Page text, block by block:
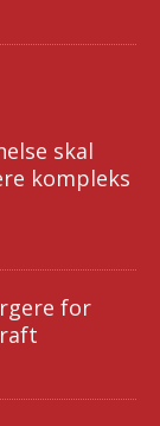
skal
kompleks
for